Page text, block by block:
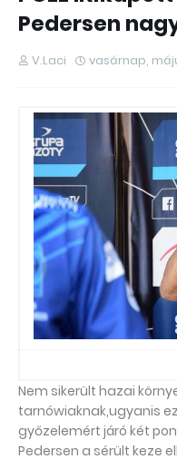
Pedersen
V.Laci vasárnap,
Nem sikerült hazai
tarnówiaknak,ugyanis
győzelemért járó két
Pedersen a sérült keze